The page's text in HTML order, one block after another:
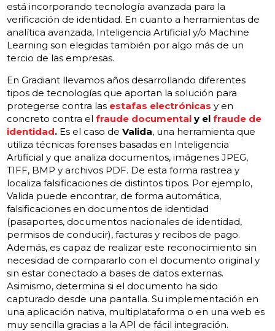
está incorporando tecnología avanzada para la
verificación de identidad. En cuanto a herramientas de
analítica avanzada, Inteligencia Artificial y/o Machine
Learning son elegidas también por algo más de un
tercio de las empresas.
En Gradiant llevamos años desarrollando diferentes
tipos de tecnologías que aportan la solución para
protegerse contra las estafas electrónicas y en
concreto contra elfraude documental y elfraude de
identidad. Es el caso deValida, una herramienta que
utiliza técnicas forenses basadas en Inteligencia
Artificial y que analiza documentos, imágenes JPEG,
TIFF, BMP y archivos PDF. De esta forma rastrea y
localiza falsificaciones de distintos tipos. Por ejemplo,
Valida puede encontrar, de forma automática,
falsificaciones en documentos de identidad
(pasaportes, documentos nacionales de identidad,
permisos de conducir), facturas y recibos de pago.
Además, es capaz de realizar este reconocimiento sin
necesidad de compararlo con el documento original y
sin estar conectado a bases de datos externas.
Asimismo, determina si el documento ha sido
capturado desde una pantalla. Su implementación en
una aplicación nativa, multiplataforma o en una web es
muy sencilla gracias a la API de fácil integración.